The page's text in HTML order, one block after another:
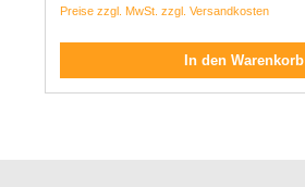
zuverlässig Aus 100 % chlorfrei gebleichtem
Preise zzgl. MwSt. zzgl. Versandkosten
In den Warenkorb